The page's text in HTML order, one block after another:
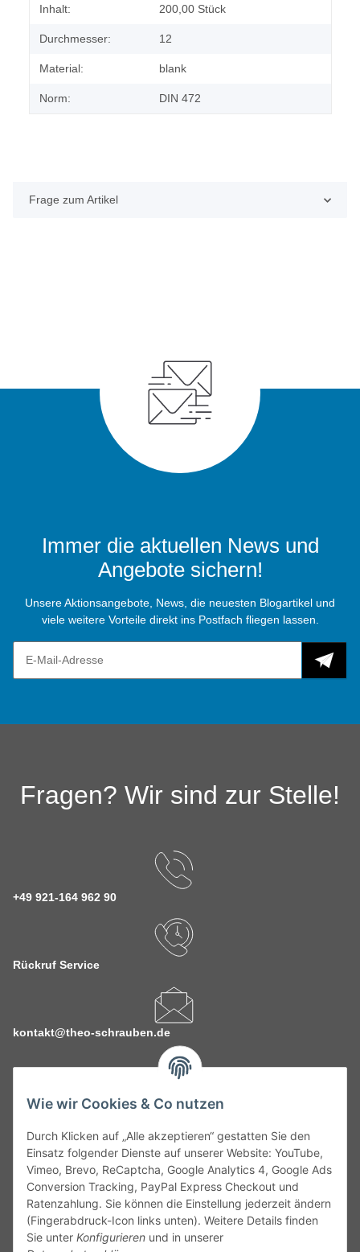
Wie wir Cookies & Co nutzen
Durch Klicken auf „Alle akzeptieren“ gestatten Sie den
Einsatz folgender Dienste auf unserer Website: YouTube,
Vimeo, Brevo, ReCaptcha, Google Analytics 4, Google Ads
Conversion Tracking, PayPal Express Checkout und
Ratenzahlung. Sie können die Einstellung jederzeit ändern
(Fingerabdruck-Icon links unten). Weitere Details finden
Sie unter Konfigurieren und in unserer
Produkteigenschaft
Wert
Inhalt: 200,00 Stück
Durchmesser: 12
Material: blank
Norm: DIN 472
Frage zum Artikel
Immer die aktuellen News und
Angebote sichern!
Unsere Aktionsangebote, News, die neuesten Blogartikel und
viele weitere Vorteile direkt ins Postfach fliegen lassen.
Fragen? Wir sind zur Stelle!
+49 921-164 962 90
Rückruf Service
kontakt@theo-schrauben.de
Service
Gesetzliche Informationen
Alle technischen Angaben ohne Gewähr. Irrtümer und fehlerhafte